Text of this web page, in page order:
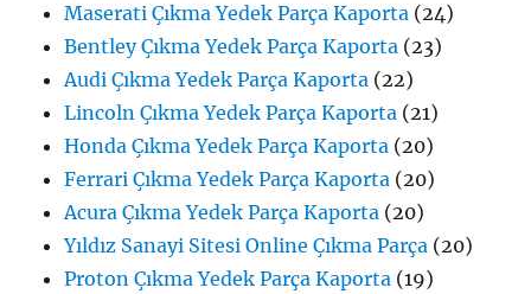
Maserati Çıkma Yedek Parça Kaporta (24)
Bentley Çıkma Yedek Parça Kaporta (23)
Audi Çıkma Yedek Parça Kaporta (22)
Lincoln Çıkma Yedek Parça Kaporta (21)
Honda Çıkma Yedek Parça Kaporta (20)
Ferrari Çıkma Yedek Parça Kaporta (20)
Acura Çıkma Yedek Parça Kaporta (20)
Yıldız Sanayi Sitesi Online Çıkma Parça (20)
Proton Çıkma Yedek Parça Kaporta (19)